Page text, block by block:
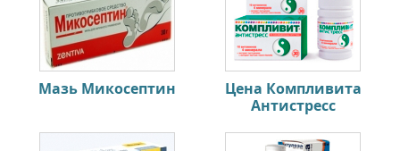
Мазь Микосептин
Цена Компливита
Антистресс